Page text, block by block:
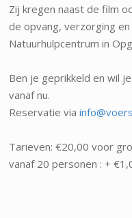
Zij kregen naast de film
de opvang, verzorging
Natuurhulpcentrum in
Ben je geprikkeld en wil
vanaf nu.
Reservatie via
Tarieven: €20,00 voor
vanaf 20 personen : +